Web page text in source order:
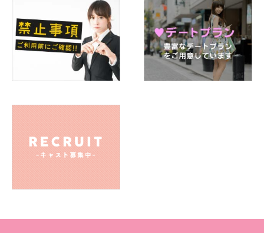
Q.好きなスポーツは何ですか
A. ラグビー‼︎
Q.学生の頃に入っていた部活動は何ですか
A. ラグビーやってましたっ‼︎
Q.旅行で行きたいところは何処ですか
A. 温泉旅行とか行ってみたいと思ってます（≧∇≦）
Q.過去または現在の習い事、資格の有無など教えてください